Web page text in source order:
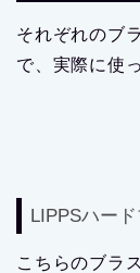
それぞれのブ
で、実際に使
LIPPSハー
こちらのブラ